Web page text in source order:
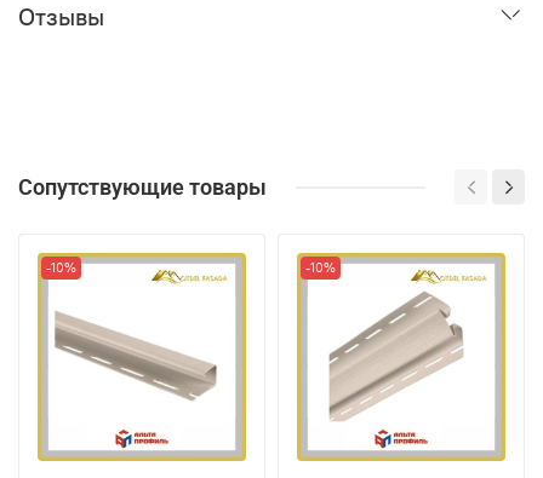
Отзывы
Сопутствующие товары
-10% -10%